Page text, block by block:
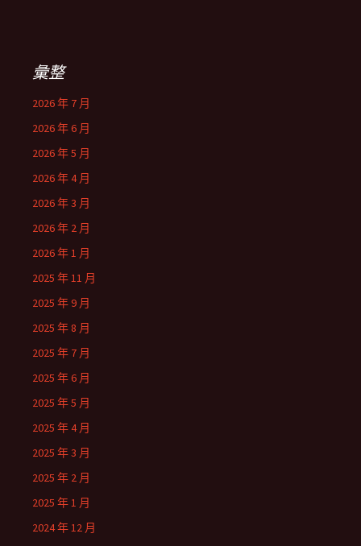
彙整
2026 年 7 月
2026 年 6 月
2026 年 5 月
2026 年 4 月
2026 年 3 月
2026 年 2 月
2026 年 1 月
2025 年 11 月
2025 年 9 月
2025 年 8 月
2025 年 7 月
2025 年 6 月
2025 年 5 月
2025 年 4 月
2025 年 3 月
2025 年 2 月
2025 年 1 月
2024 年 12 月